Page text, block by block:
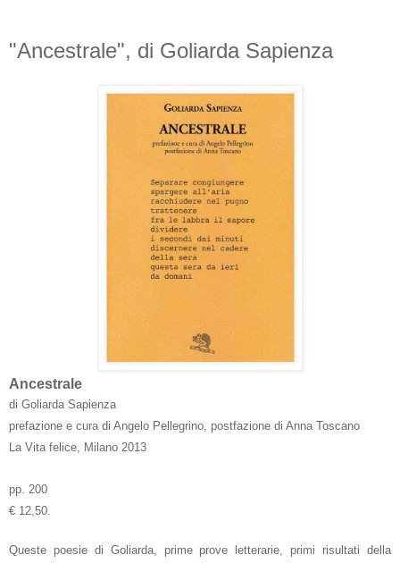
"Ancestrale", di Goliarda Sapienza
Ancestrale
di Goliarda Sapienza
prefazione e cura di Angelo Pellegrino, postfazione di Anna Toscano
La Vita felice, Milano 2013
pp. 200
€ 12,50.
Queste poesie di Goliarda, prime prove letterarie, primi risultati della